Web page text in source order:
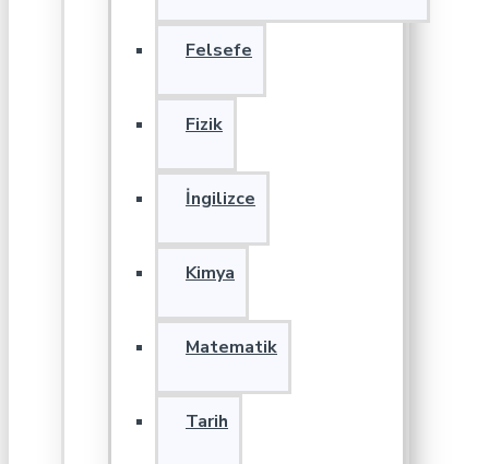
Felsefe
Fizik
İngilizce
Kimya
Matematik
Tarih